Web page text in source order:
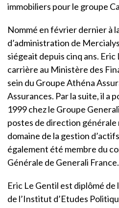
immobiliers pour le groupe
Nommé en février dernier à
d’administration de
siégeait depuis cinq ans. Eric
carrière au Ministère des
sein du Groupe Athéna
Assurances. Par la suite, il a
1999 chez le Groupe
postes de direction générale
domaine de la gestion
également été membre du
Générale de Generali France.
Eric Le Gentil est diplômé de
de l’Institut d’Etudes